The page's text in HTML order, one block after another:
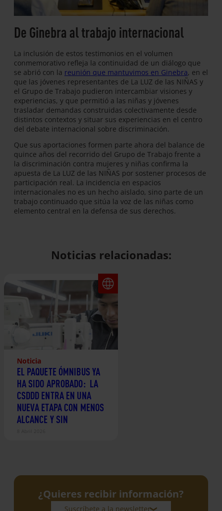
De Ginebra al trabajo internacional
La inclusión de estos testimonios en el volumen
conmemorativo refleja la continuidad de un diálogo que
se abrió con la reunión que mantuvimos en Ginebra, en el
que las jóvenes representantes de La LUZ de las NIÑAS y
el Grupo de Trabajo pudieron intercambiar visiones y
experiencias, y que permitió a las niñas y jóvenes
trasladar demandas construidas colectivamente desde
distintos contextos y situar sus experiencias en el centro
del debate internacional sobre discriminación.
Que sus aportaciones formen parte ahora del balance de
quince años del recorrido del Grupo de Trabajo frente a
la discriminación contra mujeres y niñas confirma la
apuesta de La LUZ de las NIÑAS por sostener procesos de
participación real. La incidencia en espacios
internacionales no es un hecho aislado, sino parte de un
trabajo continuado que sitúa la voz de las niñas como
elemento central en la defensa de sus derechos.
Noticias relacionadas:
Noticia
EL PAQUETE ÓMNIBUS YA
HA SIDO APROBADO: LA
CSDDD ENTRA EN UNA
NUEVA ETAPA CON MENOS
ALCANCE Y SIN
¿Quieres recibir información?
Suscríbete a la newsletter